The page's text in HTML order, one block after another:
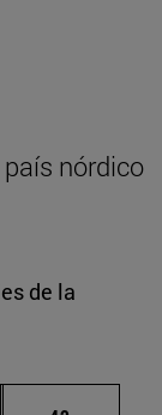
nórdico
de la